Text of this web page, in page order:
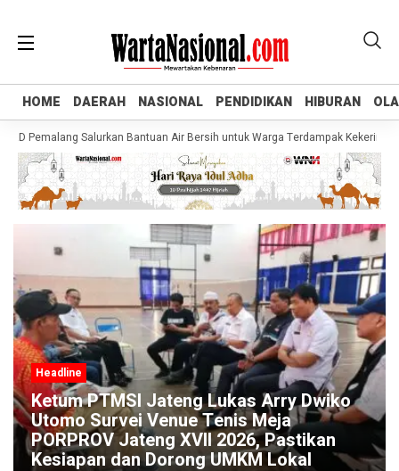
HOME DAERAH NASIONAL PENDIDIKAN HIBURAN
HOME DAERAH NASIONAL PENDIDIKAN HIBURAN
Pemalang Salurkan Bantuan Air Bersih untuk Warga Terdampak Kekeringan di
PTMSI Jateng Lukas Arry Dwiko
Survei Venue Tenis Meja
Jateng XVII 2026, Pastikan
dan Dorong UMKM Lokal
Headline
GRIB
Desak